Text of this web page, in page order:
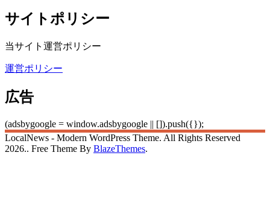
サイトポリシー
当サイト運営ポリシー
運営ポリシー
広告
(adsbygoogle = window.adsbygoogle || []).push({});
LocalNews - Modern WordPress Theme. All Rights Reserved
2026.. Free Theme By BlazeThemes.